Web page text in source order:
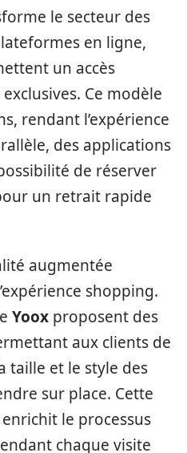
le secteur des
en ligne,
un accès
Ce modèle
rendant l’expérience
des applications
de réserver
un retrait rapide
augmentée
shopping.
Yoox proposent des
aux clients de
taille et le style des
sur place. Cette
le processus
chaque visite